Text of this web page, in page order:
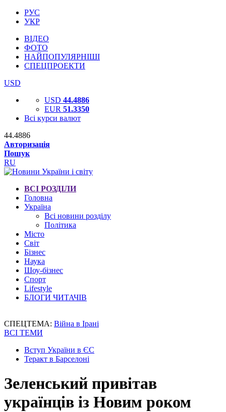
РУС
УКР
ВІДЕО
ФОТО
НАЙПОПУЛЯРНІШІ
СПЕЦПРОЕКТИ
USD
USD 44.4886
EUR 51.3350
Всі курси валют
44.4886
Авторизація
Пошук
RU
ВСІ РОЗДІЛИ
Головна
Україна
Всі новини розділу
Політика
Місто
Світ
Бізнес
Наука
Шоу-бізнес
Спорт
Lifestyle
БЛОГИ ЧИТАЧІВ
СПЕЦТЕМА: Війна в Ірані
ВСІ ТЕМИ
Вступ України в ЄС
Теракт в Барселоні
Зеленський привітав
українців із Новим роком